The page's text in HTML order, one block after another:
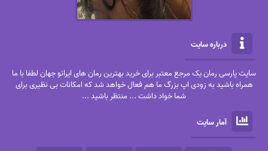
درباره سایت
سایت پارسی رمان یک مرجع معتبر برای خرید بهترین رمان های ایرانو جهان لطفا با ما
همراه باشید به زودی اپ بزرگ ما هم فعال خواهد شد که امکانات بی نظیری برای
شما خواد داشت ... منتظر باشید ...
آمار سایت